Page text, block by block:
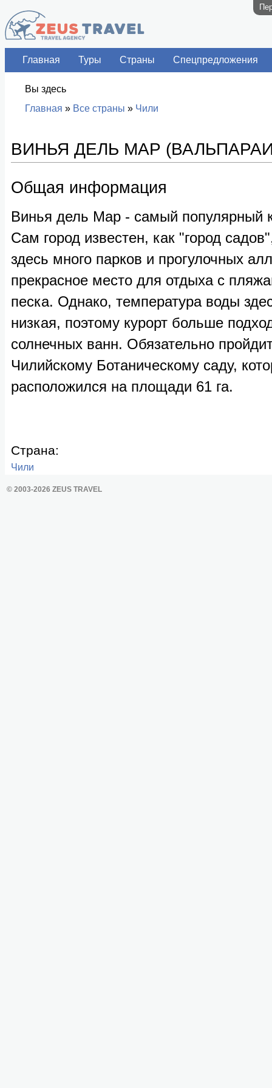
Главная Туры Страны Спецпредложения
Вы здесь
Главная » Все страны » Чили
ВИНЬЯ ДЕЛЬ МАР
Общая информация
Винья дель Мар - самый популярный
Сам город известен, как "город
здесь много парков и прогулочных
прекрасное место для отдыха с
песка. Однако, температура воды
низкая, поэтому курорт больше
солнечных ванн. Обязательно
Чилийскому Ботаническому саду,
расположился на площади 61 га.
Страна:
Чили
© 2003-2026 ZEUS TRAVEL